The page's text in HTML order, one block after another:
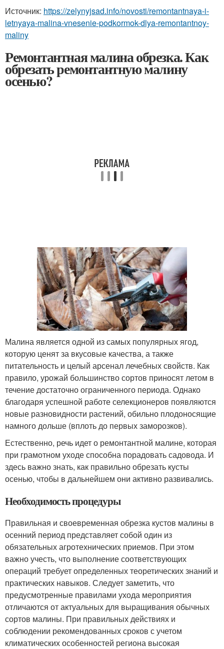
Источник: https://zelynyjsad.info/novosti/remontantnaya-i-
letnyaya-malina-vnesenie-podkormok-dlya-remontantnoy-
maliny
Ремонтантная малина обрезка. Как
обрезать ремонтантную малину
осенью?
Малина является одной из самых популярных ягод,
которую ценят за вкусовые качества, а также
питательность и целый арсенал лечебных свойств. Как
правило, урожай большинство сортов приносят летом в
течение достаточно ограниченного периода. Однако
благодаря успешной работе селекционеров появляются
новые разновидности растений, обильно плодоносящие
намного дольше (вплоть до первых заморозков).
Естественно, речь идет о ремонтантной малине, которая
при грамотном уходе способна порадовать садовода. И
здесь важно знать, как правильно обрезать кусты
осенью, чтобы в дальнейшем они активно развивались.
Необходимость процедуры
Правильная и своевременная обрезка кустов малины в
осенний период представляет собой один из
обязательных агротехнических приемов. При этом
важно учесть, что выполнение соответствующих
операций требует определенных теоретических знаний и
практических навыков. Следует заметить, что
предусмотренные правилами ухода мероприятия
отличаются от актуальных для выращивания обычных
сортов малины. При правильных действиях и
соблюдении рекомендованных сроков с учетом
климатических особенностей региона высокая